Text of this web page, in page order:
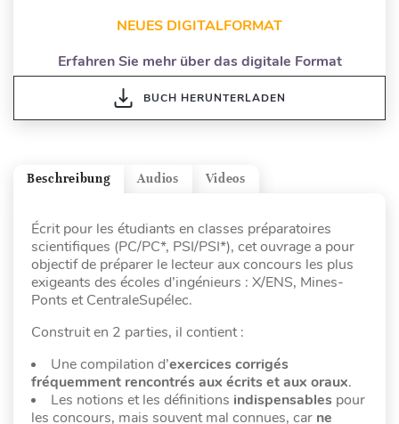
NEUES DIGITALFORMAT
Erfahren Sie mehr über das digitale Format
BUCH HERUNTERLADEN
Videos
Audios
Beschreibung
Écrit pour les étudiants en classes préparatoires
scientifiques (PC/PC*, PSI/PSI*), cet ouvrage a pour
objectif de préparer le lecteur aux concours les plus
exigeants des écoles d’ingénieurs : X/ENS, Mines-
Ponts et CentraleSupélec.
Construit en 2 parties, il contient :
Une compilation d’exercices corrigés
fréquemment rencontrés aux écrits et aux oraux.
Les notions et les définitions indispensables pour
les concours, mais souvent mal connues, car ne